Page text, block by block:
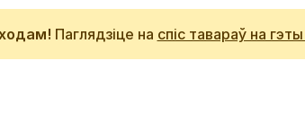
Паглядзіце на спіс тавараў на